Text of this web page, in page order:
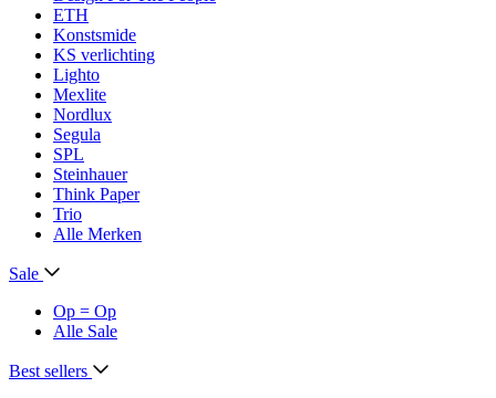
ETH
Konstsmide
KS verlichting
Lighto
Mexlite
Nordlux
Segula
SPL
Steinhauer
Think Paper
Trio
Alle Merken
Sale
Op = Op
Alle Sale
Best sellers